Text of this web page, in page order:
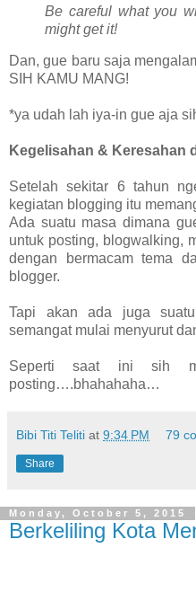
Be careful what you
might get it!
Dan, gue baru saja
SIH KAMU MANG!
*ya udah lah iya-in gue aja
Kegelisahan & Keresahan
Setelah sekitar 6 tahun
kegiatan blogging itu
Ada suatu masa dimana
untuk posting, blogwalking,
dengan bermacam tema
blogger.
Tapi akan ada juga
semangat mulai menyurut
Seperti saat ini sih
posting….bhahahaha…
Bibi Titi Teliti at 9:34 PM 79
Share
Monday, October 5, 2015
Berkeliling Kota